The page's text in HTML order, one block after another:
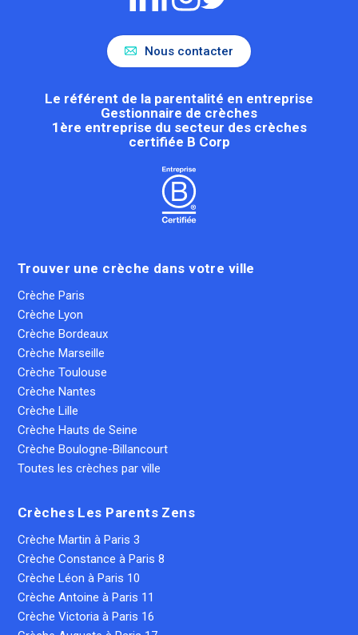
Nous contacter
Le référent de la parentalité en entreprise
Gestionnaire de crèches
1ère entreprise du secteur des crèches
certifiée B Corp
Trouver une crèche dans votre ville
Crèche Paris
Crèche Lyon
Crèche Bordeaux
Crèche Marseille
Crèche Toulouse
Crèche Nantes
Crèche Lille
Crèche Hauts de Seine
Crèche Boulogne-Billancourt
Toutes les crèches par ville
Crèches Les Parents Zens
Crèche Martin à Paris 3
Crèche Constance à Paris 8
Crèche Léon à Paris 10
Crèche Antoine à Paris 11
Crèche Victoria à Paris 16